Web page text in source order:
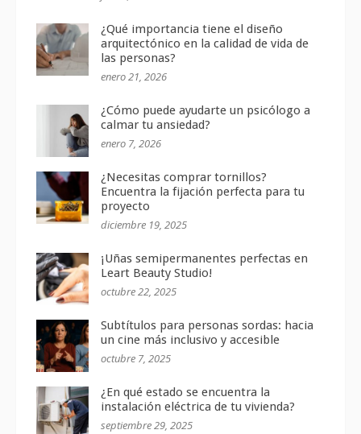
¿Qué importancia tiene el diseño
arquitectónico en la calidad de vida de
las personas?
enero 21, 2026
¿Cómo puede ayudarte un psicólogo a
calmar tu ansiedad?
enero 7, 2026
¿Necesitas comprar tornillos?
Encuentra la fijación perfecta para tu
proyecto
diciembre 19, 2025
¡Uñas semipermanentes perfectas en
Leart Beauty Studio!
octubre 22, 2025
Subtítulos para personas sordas: hacia
un cine más inclusivo y accesible
octubre 7, 2025
¿En qué estado se encuentra la
instalación eléctrica de tu vivienda?
septiembre 29, 2025